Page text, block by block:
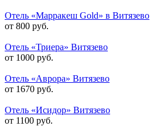
Отель «Марракеш Gold» в Витязево
от 800 руб.
Отель «Триера» Витязево
от 1000 руб.
Отель «Аврора» Витязево
от 1670 руб.
Отель «Исидор» Витязево
от 1100 руб.